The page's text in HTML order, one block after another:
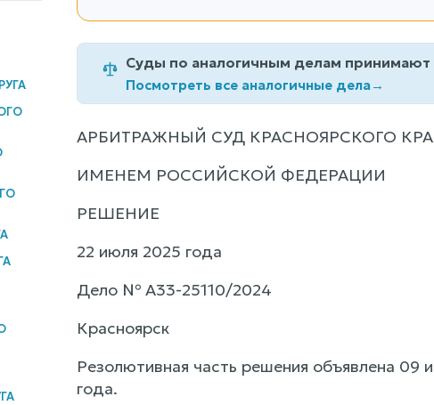
Суды по аналогичным делам
Посмотреть все аналогичные дела→
АРБИТРАЖНЫЙ СУД КРАСНОЯРСКОГО
ИМЕНЕМ РОССИЙСКОЙ ФЕДЕРАЦИИ
РЕШЕНИЕ
22 июля 2025 года
Дело № А33-25110/2024
Красноярск
Резолютивная часть решения объявлена
года.